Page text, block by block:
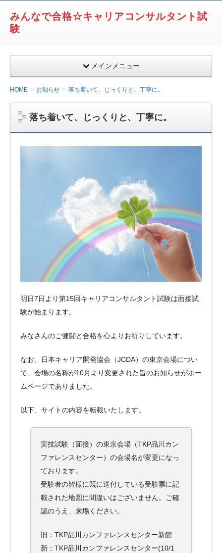
みんなで合格☆キャリアコンサルタント試
験
メインメニュー
HOME お知らせ 落ち着いて、じっくりと、丁寧に。
落ち着いて、じっくりと、丁寧に。
明日7日より第15回キャリアコンサルタント試験は面接試
験が始まります。
みなさんのご健闘と合格を心よりお祈りしています。
なお、日本キャリア開発協会（JCDA）の東京会場につい
て、会場の名称が10月より変更された旨のお知らせがホー
ムページでありました。
以下、サイトの内容を転載いたします。
実技試験（面接）の東京会場（TKP品川カン
ファレンスセンター）の会場名が変更になっ
ております。
受験者の皆様に既に送付している受験票に記
載された地図に間違いはございません。ご確
認のうえ、来場ください。
旧：TKP品川カンファレンスセンター新館
新：TKP品川カンファレンスセンター(10/1